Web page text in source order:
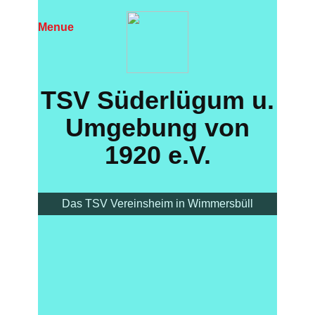
Menue
TS​V Süderlügum u.
Umgebung von
1920 e.V.
Das TSV Vereinsheim in Wimmersbüll